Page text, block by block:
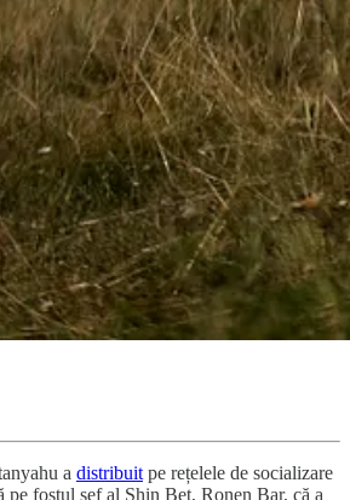
a distribuit pe rețelele de socializare
pe fostul șef al Shin Bet, Ronen Bar, că a